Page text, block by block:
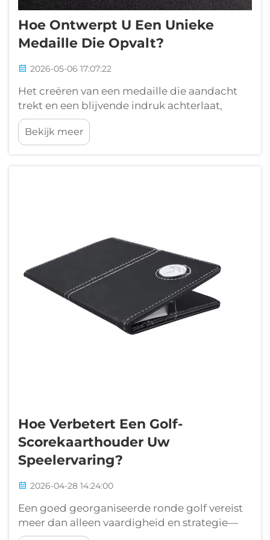
Hoe Ontwerpt U Een Unieke
Medaille Die Opvalt?
2026-05-06 17:07:22
Het creëren van een medaille die aandacht
trekt en een blijvende indruk achterlaat,
vereist zorgvuldige planning, creatief inzicht
en een begrip van wat ontwerpen
onvergetelijk maakt. Of u nu een zakelijk
Bekijk meer
Hoe Verbetert Een Golf-
Scorekaarthouder Uw
Speelervaring?
2026-04-28 14:24:00
Een goed georganiseerde ronde golf vereist
meer dan alleen vaardigheid en strategie—
het vereist praktische accessoires die uw